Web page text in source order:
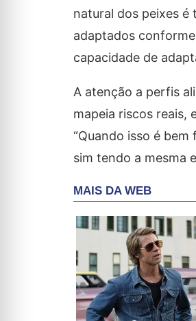
natural dos peixes
adaptados
capacidade de
A atenção a perfis
mapeia riscos reais,
“Quando isso é
sim tendo a mesma